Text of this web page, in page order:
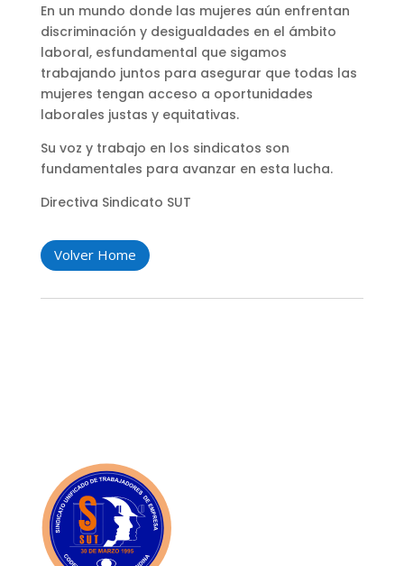
En un mundo donde las mujeres aún enfrentan
discriminación y desigualdades en el ámbito
laboral, esfundamental que sigamos
trabajando juntos para asegurar que todas las
mujeres tengan acceso a oportunidades
laborales justas y equitativas.
Su voz y trabajo en los sindicatos son
fundamentales para avanzar en esta lucha.
Directiva Sindicato SUT
Volver Home